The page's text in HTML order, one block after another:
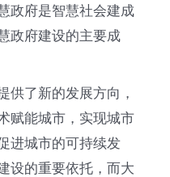
政府是智慧社会建成
政府建设的主要成
供了新的发展方向，
赋能城市，实现城市
进城市的可持续发
设的重要依托，而大